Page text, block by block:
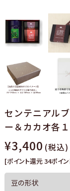
センテニアル
ー＆カカオ各
¥3,400 (税込)
[ポイント還元 34ポイ
豆の形状